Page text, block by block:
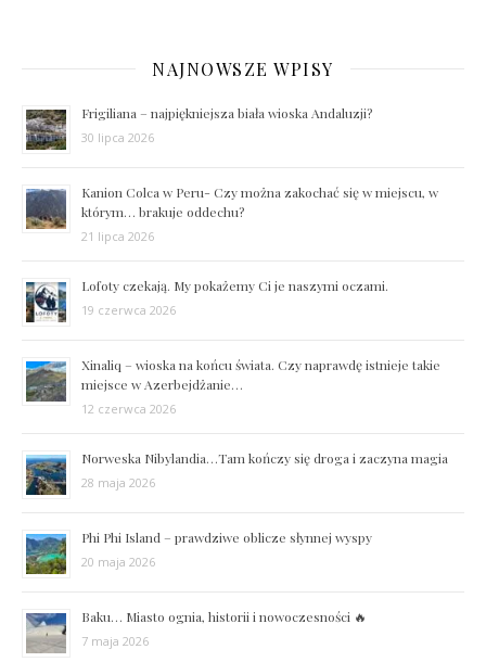
NAJNOWSZE WPISY
Frigiliana – najpiękniejsza biała wioska Andaluzji?
30 lipca 2026
Kanion Colca w Peru- Czy można zakochać się w miejscu, w
którym… brakuje oddechu?
21 lipca 2026
Lofoty czekają. My pokażemy Ci je naszymi oczami.
19 czerwca 2026
Xinaliq – wioska na końcu świata. Czy naprawdę istnieje takie
miejsce w Azerbejdżanie…
12 czerwca 2026
Norweska Nibylandia…Tam kończy się droga i zaczyna magia
28 maja 2026
Phi Phi Island – prawdziwe oblicze słynnej wyspy
20 maja 2026
Baku… Miasto ognia, historii i nowoczesności 🔥
7 maja 2026